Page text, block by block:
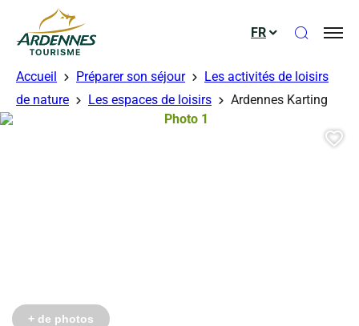
ADT des Ardennes
FR Ouvrir
Accueil Préparer son séjour
Les activités de loisirs
de nature
Les espaces de loisirs Ardennes Karting
Photo 1, © Droits gérés –
+ de photos